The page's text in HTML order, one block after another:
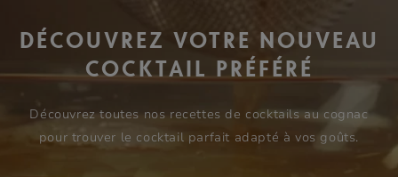
DÉCOUVREZ VOTRE NOUVEAU
COCKTAIL PRÉFÉRÉ
Découvrez toutes nos recettes de cocktails au cognac
pour trouver le cocktail parfait adapté à vos goûts.